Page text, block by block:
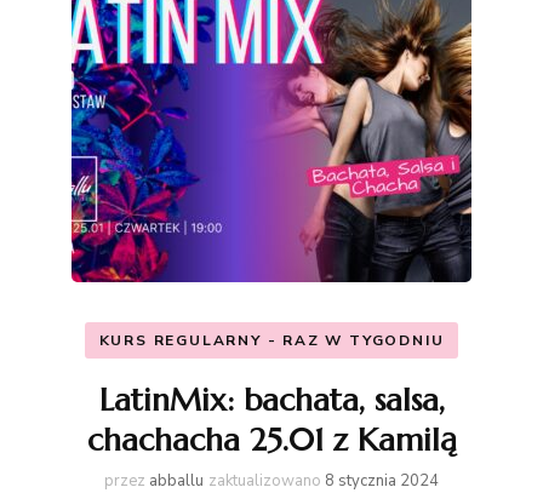
KURS REGULARNY - RAZ W TYGODNIU
LatinMix: bachata, salsa,
chachacha 25.01 z Kamilą
przez abballu zaktualizowano 8 stycznia 2024